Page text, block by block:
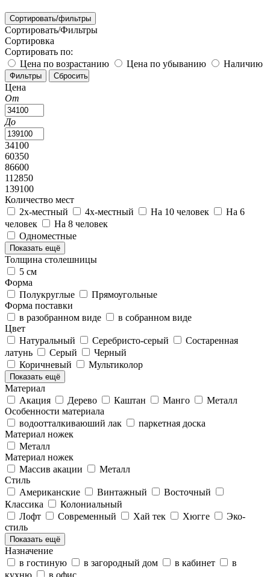
Сортировать/фильтры
Сортировать/Фильтры
Сортировка
Сортировать по:
Цена по возрастанию
Цена по убыванию Наличию
Цена
От
До
34100
60350
86600
112850
139100
Количество мест
2х-местный
4х-местный На 10 человек
На 6
человек
На 8 человек
Одноместные
Показать ещё
Толщина столешницы
5 см
Форма
Полукруглые
Прямоугольные
Форма поставки
в разобранном виде
в собранном виде
Цвет
Натуральный
Серебристо-серый
Состаренная
латунь
Серый
Черный
Коричневый
Мультиколор
Показать ещё
Материал
Акация
Дерево Каштан Манго
Металл
Особенности материала
водоотталкиваюший лак
паркетная доска
Материал ножек
Металл
Материал ножек
Массив акации
Металл
Стиль
Американские
Винтажный
Восточный
Классика
Колониальный
Лофт
Современный Хай тек Хюгге
Эко-
стиль
Показать ещё
Назначение
в гостиную
в загородный дом в кабинет
в
кухню
в офис